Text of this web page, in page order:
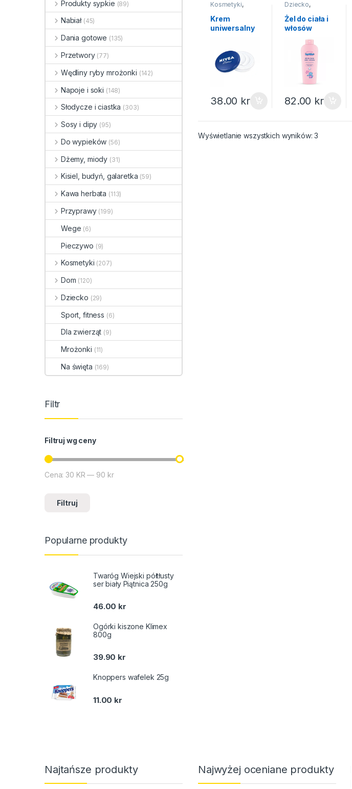
Kosmetyki,
Krem
uniwersalny
38.00 kr
Dziecko,
dzieci
Żel do ciała i
włosów
400ml
82.00 kr
Wyświetlanie wszystkich wyników: 3
Produkty sypkie (89)
Nabiał (45)
Dania gotowe (135)
Przetwory (77)
Wędliny ryby mrożonki (142)
Napoje i soki (148)
Słodycze i ciastka (303)
Sosy i dipy (95)
Do wypieków (56)
Dżemy, miody (31)
Kisiel, budyń, galaretka (59)
Kawa herbata (113)
Przyprawy (199)
Wege (6)
Pieczywo (9)
Kosmetyki (207)
Dom (120)
Dziecko (29)
Sport, fitness (6)
Dla zwierząt (9)
Mrożonki (11)
Na święta (169)
Filtr
Filtruj wg ceny
Cena min
Cena max
Filtruj
Cena:30 KR — 90 kr
Popularne produkty
Twaróg Wiejski półtłusty
ser biały Piątnica 250g
46.00 kr
Ogórki kiszone Klimex
800g
39.90 kr
Knoppers wafelek 25g
11.00 kr
Najtańsze produkty Najwyżej oceniane produkty